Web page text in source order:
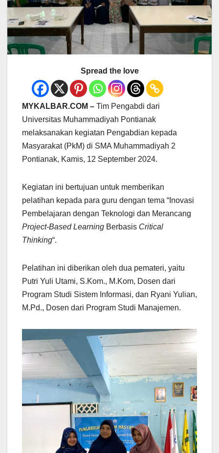
Spread the love
MYKALBAR.COM – Tim Pengabdi dari
Universitas Muhammadiyah Pontianak
melaksanakan kegiatan Pengabdian kepada
Masyarakat (PkM) di SMA Muhammadiyah 2
Pontianak, Kamis, 12 September 2024.
Kegiatan ini bertujuan untuk memberikan
pelatihan kepada para guru dengan tema “Inovasi
Pembelajaran dengan Teknologi dan Merancang
Project-Based Learning Berbasis Critical
Thinking“.
Pelatihan ini diberikan oleh dua pemateri, yaitu
Putri Yuli Utami, S.Kom., M.Kom, Dosen dari
Program Studi Sistem Informasi, dan Ryani Yulian,
M.Pd., Dosen dari Program Studi Manajemen.